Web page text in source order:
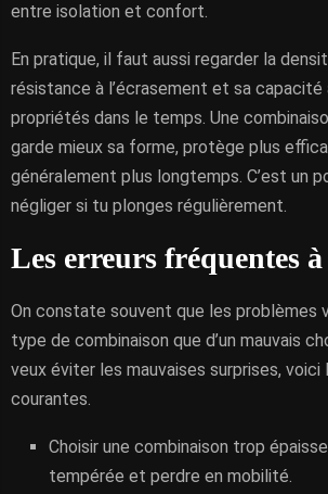
entre isolation et confort.
En pratique, il faut aussi regarder la
résistance à l’écrasement et sa capacité
propriétés dans le temps. Une
garde mieux sa forme, protège plus
généralement plus longtemps. C’est un
négliger si tu plonges régulièrement.
Les erreurs fréquentes
On constate souvent que les problèmes
type de combinaison que d’un mauvais
veux éviter les mauvaises surprises, voici
courantes.
Choisir une combinaison trop
tempérée et perdre en mobilité.